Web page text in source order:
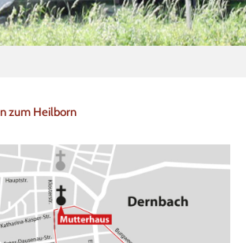
zum Heilborn